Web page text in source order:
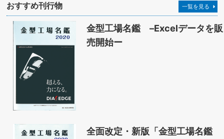
おすすめ刊行物 一覧を見る
金型工場名鑑 –Excelデータを販
売開始ー
全面改定・新版「金型工場名鑑